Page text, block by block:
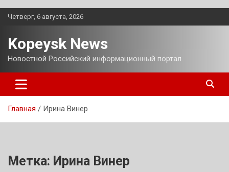
Перейти
Четверг, 6 августа, 2026
Kopeysk News
Новостной Российский информационный портал.
Главная Ирина Винер
Метка: Ирина Винер